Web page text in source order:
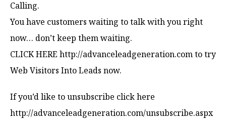
Calling.
You have customers waiting to talk with you right
now… don’t keep them waiting.
CLICK HERE http://advanceleadgeneration.com to try
Web Visitors Into Leads now.
If you’d like to unsubscribe click here
http://advanceleadgeneration.com/unsubscribe.aspx